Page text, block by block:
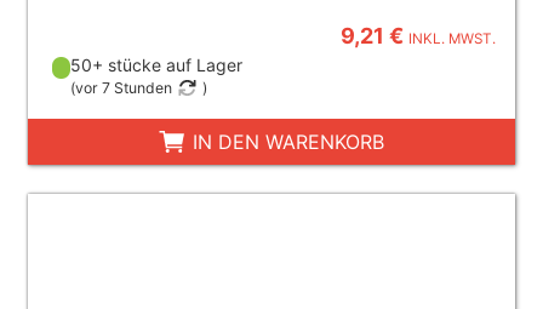
9,21 € INKL. MWST.
50+ stücke auf Lager
(vor 7 Stunden )
IN DEN WARENKORB